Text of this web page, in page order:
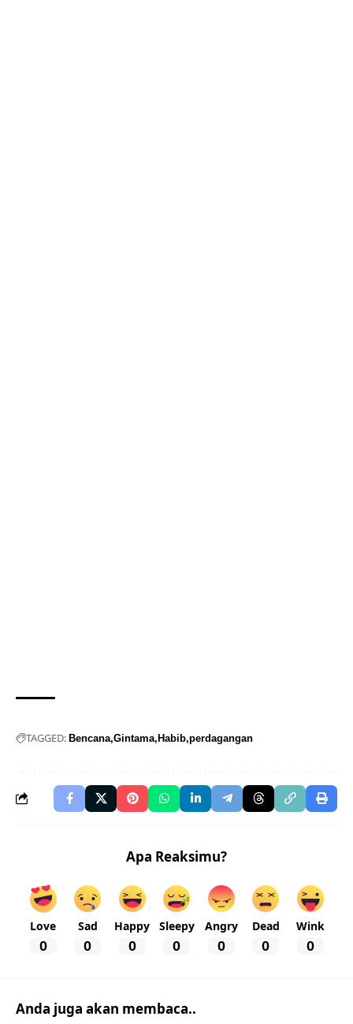
TAGGED: Bencana Gintama Habib perdagangan
Apa Reaksimu?
Love
0
Sad
0
Happy
0
Sleepy
0
Angry
0
Dead
0
Wink
0
Anda juga akan membaca..